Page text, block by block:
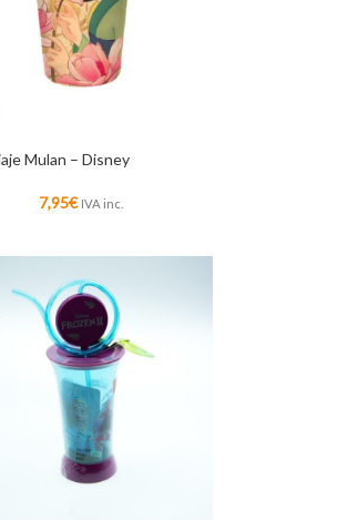
Mulan – Disney
7,95€ IVA inc.